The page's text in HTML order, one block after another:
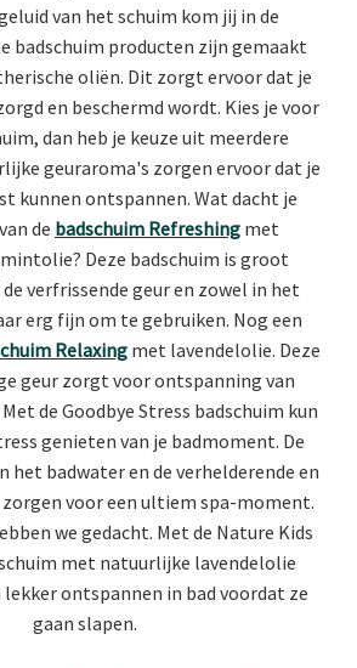
van het schuim kom jij in de
badschuim producten zijn gemaakt
oliën. Dit zorgt ervoor dat je
en beschermd wordt. Kies je voor
dan heb je keuze uit meerdere
geuraroma's zorgen ervoor dat je
kunnen ontspannen. Wat dacht je
de badschuim Refreshing met
Deze badschuim is groot
verfrissende geur en zowel in het
erg fijn om te gebruiken. Nog een
Relaxing met lavendelolie. Deze
geur zorgt voor ontspanning van
de Goodbye Stress badschuim kun
genieten van je badmoment. De
het badwater en de verhelderende en
voor een ultiem spa-moment.
we gedacht. Met de Nature Kids
met natuurlijke lavendelolie
ontspannen in bad voordat ze
gaan slapen.